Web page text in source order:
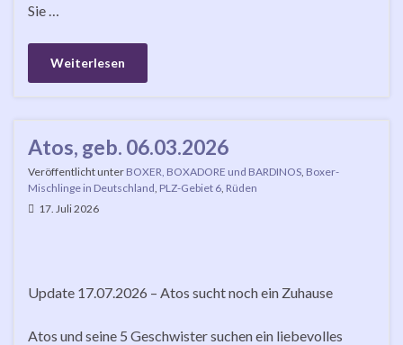
Sie …
Weiterlesen
Atos, geb. 06.03.2026
Veröffentlicht unter BOXER, BOXADORE und BARDINOS Boxer-
Mischlinge in Deutschland PLZ-Gebiet 6 Rüden
17. Juli 2026
Update 17.07.2026 – Atos sucht noch ein Zuhause
Atos und seine 5 Geschwister suchen ein liebevolles